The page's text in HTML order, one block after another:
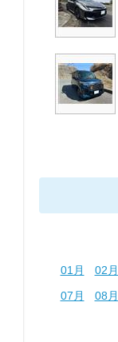
01月 02月
07月
08月